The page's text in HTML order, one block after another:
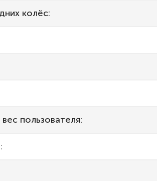
колёс:
пользователя: